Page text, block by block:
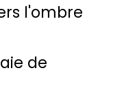
l'ombre
de